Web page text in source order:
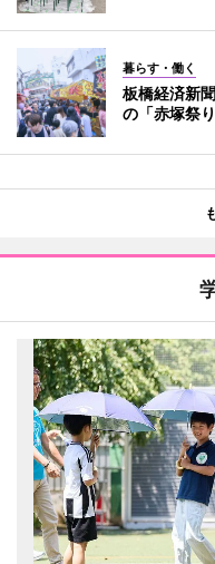
暮らす・働く
板橋経済新
の「赤塚祭り